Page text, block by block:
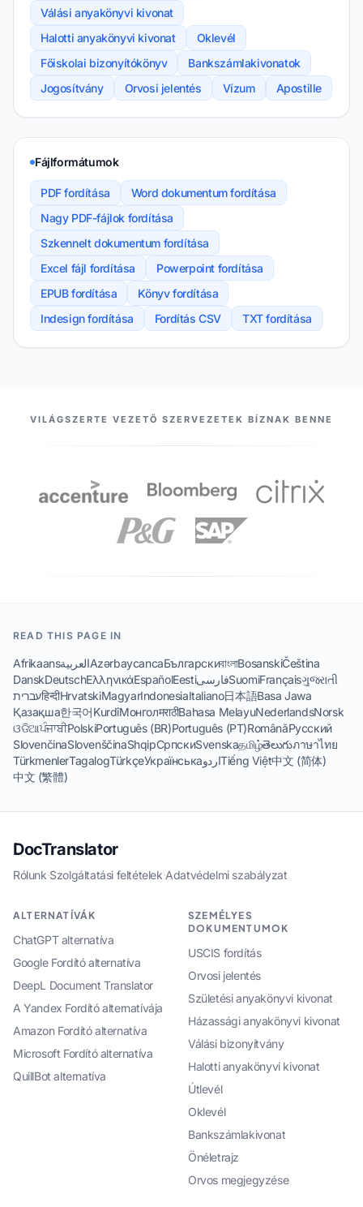
Válási anyakönyvi kivonat
Halotti anyakönyvi kivonat
Oklevél
Főiskolai bizonyítókönyv
Bankszámlakivonatok
Jogosítvány
Orvosi jelentés Vízum Apostille
Fájlformátumok
PDF fordítása
Word dokumentum fordítása
Nagy PDF-fájlok fordítása
Szkennelt dokumentum fordítása
Excel fájl fordítása
Powerpoint fordítása
EPUB fordítása
Könyv fordítása
Indesign fordítása
Fordítás CSV TXT fordítása
PARTNEREINK
VILÁGSZERTE VEZETŐ SZERVEZETEK BÍZNAK BENNE
READ THIS PAGE IN
AfrikaansالعربيةAzərbaycancaБългарскиবাংলাBosanskiČeština
DanskDeutschΕλληνικάEspañolEestiفارسیSuomiFrançaisગુજરાતી
עבריתहिन्दीHrvatskiMagyarIndonesiaItaliano日本語Basa Jawa
Қазақша한국어KurdîМонголमराठीBahasa MelayuNederlandsNorsk
ଓଡିଆਪੰਜਾਬੀPolskiPortuguês (BR)Português (PT)RomânăРусский
SlovenčinaSlovenščinaShqipСрпскиSvenskaதமிழ்తెలుగుภาษาไทย
TürkmenlerTagalogTürkçeУкраїнськаاردوTiếng Việt中文 (简体)
中文 (繁體)
DocTranslator
Rólunk·Szolgáltatási feltételek·Adatvédelmi szabályzat
ALTERNATÍVÁK
ChatGPT alternatíva
Google Fordító alternatíva
DeepL Document Translator
A Yandex Fordító alternatívája
Amazon Fordító alternatíva
Microsoft Fordító alternatíva
QuillBot alternatíva
SZEMÉLYES
DOKUMENTUMOK
USCIS fordítás
Orvosi jelentés
Születési anyakönyvi kivonat
Házassági anyakönyvi kivonat
Válási bizonyítvány
Halotti anyakönyvi kivonat
Útlevél
Oklevél
Bankszámlakivonat
Önéletrajz
Orvos megjegyzése